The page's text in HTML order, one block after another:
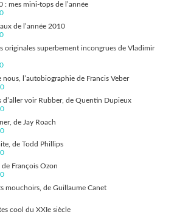
: mes mini-tops de l’année
de l’année 2010
originales superbement incongrues de Vladimir
nous, l’autobiographie de Francis Veber
d’aller voir Rubber, de Quentin Dupieux
de Jay Roach
de Todd Phillips
François Ozon
mouchoirs, de Guillaume Canet
cool du XXIe siècle